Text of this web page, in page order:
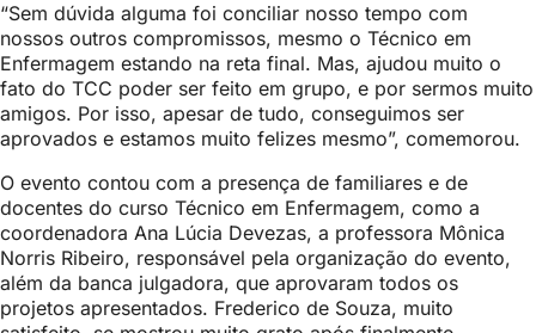
“Sem dúvida alguma foi conciliar nosso tempo com
nossos outros compromissos, mesmo o Técnico em
Enfermagem estando na reta final. Mas, ajudou muito o
fato do TCC poder ser feito em grupo, e por sermos muito
amigos. Por isso, apesar de tudo, conseguimos ser
aprovados e estamos muito felizes mesmo”, comemorou.
O evento contou com a presença de familiares e de
docentes do curso Técnico em Enfermagem, como a
coordenadora Ana Lúcia Devezas, a professora Mônica
Norris Ribeiro, responsável pela organização do evento,
além da banca julgadora, que aprovaram todos os
projetos apresentados. Frederico de Souza, muito